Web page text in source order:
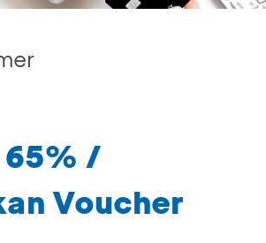
65% /
Voucher